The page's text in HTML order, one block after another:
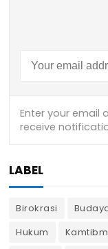
LABEL
Birokrasi
Hukum